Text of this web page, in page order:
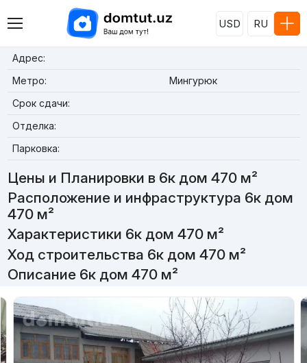
USD RU
Адрес:
Метро:
Мингурюк
Срок сдачи:
Отделка:
Парковка:
Цены и Планировки в 6к дом 470 м²
Расположение и инфраструктура 6к дом
470 м²
Характеристики 6к дом 470 м²
Ход строительства 6к дом 470 м²
Описание 6к дом 470 м²